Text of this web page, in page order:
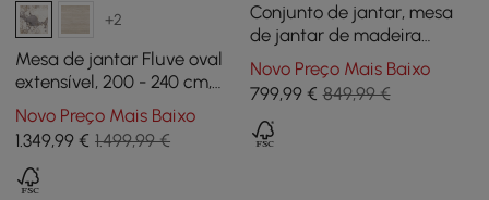
+2
Mesa de jantar Fluve oval
extensível, 200 - 240 cm,
em pedra sinterizada
branca brilhante, para 6-10
lugares
Novo Preço Mais Baixo
1.349,99 € 1.499,99 €
Conjunto de jantar, mesa
de jantar de madeira
dobrável retangular
moderna de 59,1 polegadas
com 4 cadeiras
Novo Preço Mais Baixo
799,99€ 849,99 €